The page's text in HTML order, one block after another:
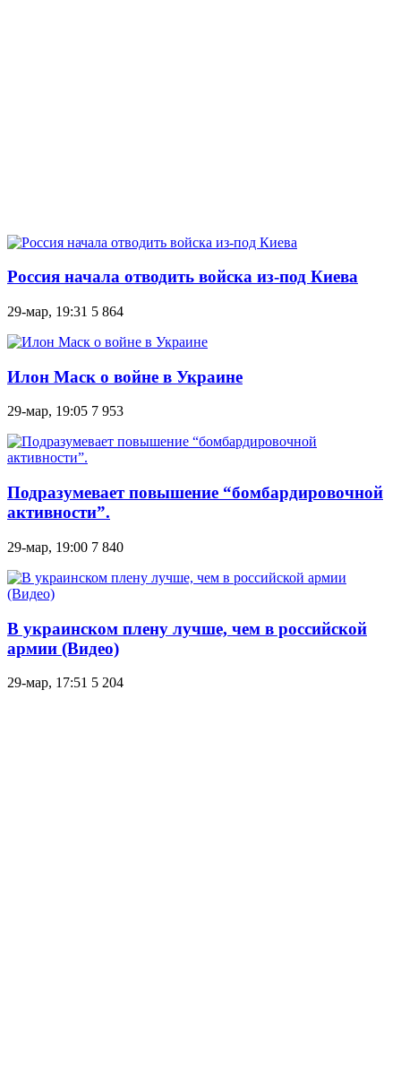
Россия начала отводить войска из-под Киева
29-мар, 19:31 5 864
Илон Маск о войне в Украине
29-мар, 19:05 7 953
Подразумевает повышение “бомбардировочной
активности”.
29-мар, 19:00 7 840
В украинском плену лучше, чем в российской
армии (Видео)
29-мар, 17:51 5 204